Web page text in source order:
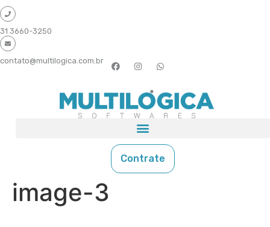
31 3660-3250
contato@multilogica.com.br
Contrate
image-3